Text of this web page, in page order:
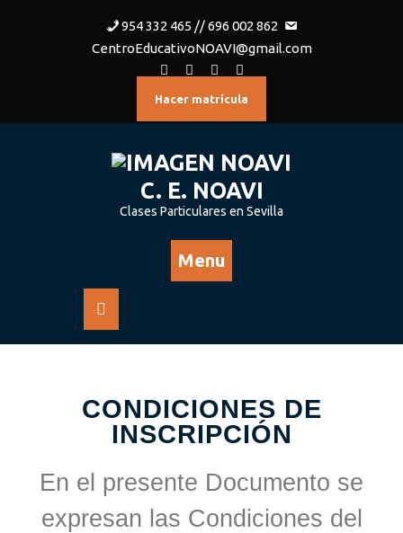
954 332 465 // 696 002 862
CentroEducativoNOAVI@gmail.com
Hacer matrícula
C. E. NOAVI
Clases Particulares en Sevilla
Menu
CONDICIONES DE
INSCRIPCIÓN
En el presente Documento se
expresan las Condiciones del